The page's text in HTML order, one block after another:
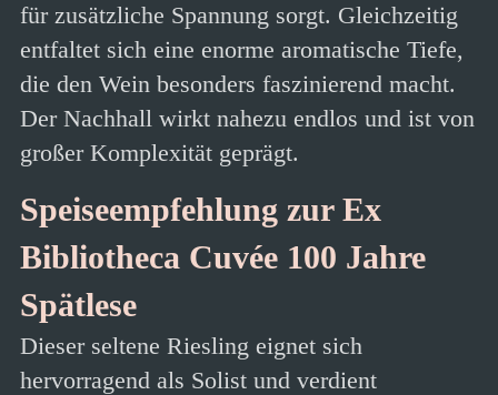
für zusätzliche Spannung sorgt. Gleichzeitig
entfaltet sich eine enorme aromatische Tiefe,
die den Wein besonders faszinierend macht.
Der Nachhall wirkt nahezu endlos und ist von
großer Komplexität geprägt.
Speiseempfehlung zur Ex
Bibliotheca Cuvée 100 Jahre
Spätlese
Dieser seltene Riesling eignet sich
hervorragend als Solist und verdient